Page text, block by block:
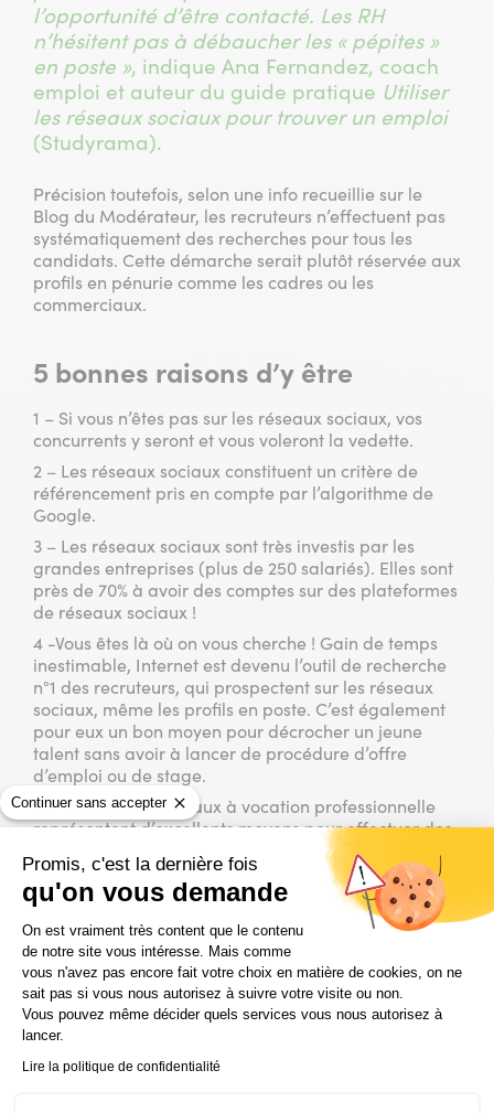
Continuer sans accepter
Promis, c'est la dernière fois
qu'on vous demande
Plateforme de Gestion du
On est vraiment très content que le contenu
de notre site vous intéresse. Mais comme
vous n'avez pas encore fait votre choix en matière de cookies, on ne
sait pas si vous nous autorisez à suivre votre visite ou non.
Vous pouvez même décider quels services vous nous autorisez à
lancer.
Lire la politique de confidentialité
l’opportunité d’être contacté. Les RH
n’hésitent pas à débaucher les « pépites »
en poste », indique Ana Fernandez, coach
emploi et auteur du guide pratique Utiliser
les réseaux sociaux pour trouver un emploi
(Studyrama).
Précision toutefois, selon une info recueillie sur le
Blog du Modérateur, les recruteurs n’effectuent pas
systématiquement des recherches pour tous les
candidats. Cette démarche serait plutôt réservée aux
profils en pénurie comme les cadres ou les
commerciaux.
5 bonnes raisons d’y être
1 – Si vous n’êtes pas sur les réseaux sociaux, vos
concurrents y seront et vous voleront la vedette.
2 – Les réseaux sociaux constituent un critère de
référencement pris en compte par l’algorithme de
Google.
3 – Les réseaux sociaux sont très investis par les
grandes entreprises (plus de 250 salariés). Elles sont
près de 70% à avoir des comptes sur des plateformes
de réseaux sociaux !
4 -Vous êtes là où on vous cherche ! Gain de temps
inestimable, Internet est devenu l’outil de recherche
n°1 des recruteurs, qui prospectent sur les réseaux
sociaux, même les profils en poste. C’est également
pour eux un bon moyen pour décrocher un jeune
talent sans avoir à lancer de procédure d’offre
d’emploi ou de stage.
5 – Les réseaux sociaux à vocation professionnelle
représentent d’excellents moyens pour effectuer des
relances. Moins agressifs que l’envoi répété d’e-
mailings, ils permettent un contact plus franc et plus
direct.
Vous souhaitez vous former aux bonnes pratiques
sur les réseaux sociaux et monter en compétences
en matière de stratégie social media ?
Découvrez notre formation de
Community manager…